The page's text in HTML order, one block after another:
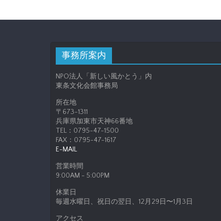
事務所案内
NPO法人「新しい風かとう」内
東条文化会館事務局
所在地
〒673-1311
兵庫県加東市天神66番地
TEL：0795-47-1500
FAX：0795-47-1617
E-MAIL
営業時間
9:00AM - 5:00PM
休業日
毎週水曜日、祝日の翌日、12月29日〜1月3日
アクセス